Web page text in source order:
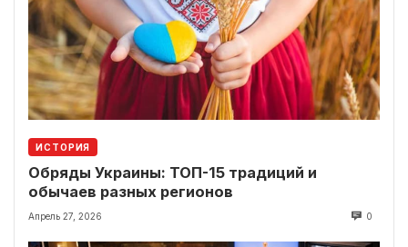
ИСТОРИЯ
Обряды Украины: ТОП-15 традиций и
обычаев разных регионов
Апрель 27, 2026 0